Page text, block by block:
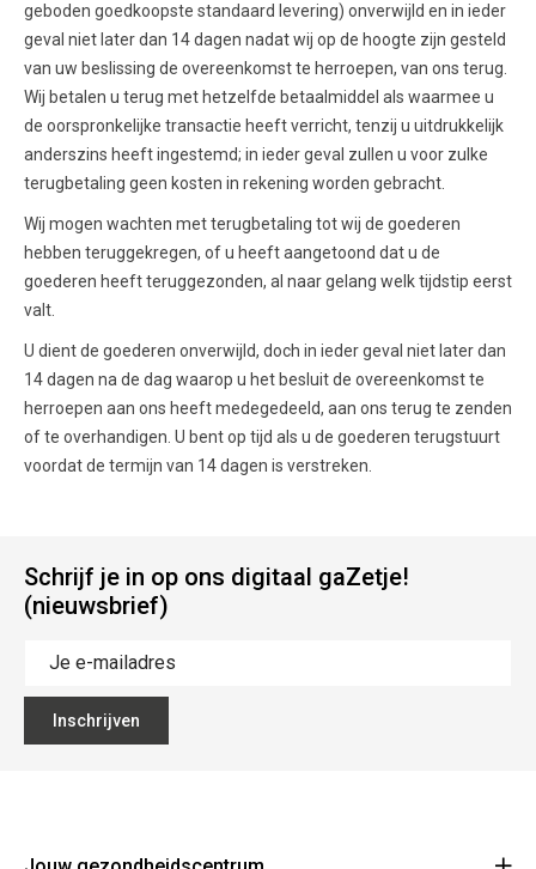
geboden goedkoopste standaard levering) onverwijld en in ieder
geval niet later dan 14 dagen nadat wij op de hoogte zijn gesteld
van uw beslissing de overeenkomst te herroepen, van ons terug.
Wij betalen u terug met hetzelfde betaalmiddel als waarmee u
de oorspronkelijke transactie heeft verricht, tenzij u uitdrukkelijk
anderszins heeft ingestemd; in ieder geval zullen u voor zulke
terugbetaling geen kosten in rekening worden gebracht.
Wij mogen wachten met terugbetaling tot wij de goederen
hebben teruggekregen, of u heeft aangetoond dat u de
goederen heeft teruggezonden, al naar gelang welk tijdstip eerst
valt.
U dient de goederen onverwijld, doch in ieder geval niet later dan
14 dagen na de dag waarop u het besluit de overeenkomst te
herroepen aan ons heeft medegedeeld, aan ons terug te zenden
of te overhandigen. U bent op tijd als u de goederen terugstuurt
voordat de termijn van 14 dagen is verstreken.
Schrijf je in op ons digitaal gaZetje!
(nieuwsbrief)
Inschrijven